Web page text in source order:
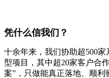
凭什么信我们？
十余年来，我们协助超500
型项目，其中超20家客户合
案”，只做能真正落地、顺利